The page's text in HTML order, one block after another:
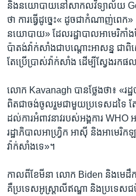
និង​នយោបាយ​នៅ​សាកលវិទ្យាល័យ
ថា ​ការ​ធ្វើដូច្នេះ« ​ដូច​ជាកំណាញ់​ពេក
នយោបាយ» ដែលរដ្ឋាបាល​អាមេរិក
ប៉ាតង់វ៉ាក់សាំងជា​បណ្តោះអាសន្ន​ ជ
តែ​ប្រើប្រាស់​វ៉ាក់សាំង ​ដើម្បីស្វែង​
លោក Kavanagh បា​ន​ថ្លែង​ថា៖ ​«រ
ពិត​ជា​ចង់​ចូលរួម​ជាមួយ​ប្រទេស​ដទៃ ត
ដល់​ការ​អំពាវនាវ​របស់​អង្គការ WHO
រដ្ឋាភិបាលអាហ្វ្រិក​ អាស៊ី​ និងអាមេរិក​ឡ
វ៉ាក់សាំង​ទេ»។
កាល​ពី​ខែ​មីនា​ លោក​ Biden និងមេដឹ
គឺ​ប្រទេស​អូស្ត្រាលី​ឥណ្ឌា និងប្រទេស​ជប៉ុ